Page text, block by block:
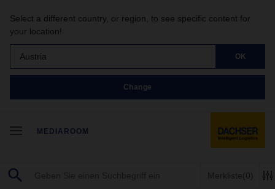
Select a different country, or region, to see specific content for
your location!
Austria OK
Change
MEDIAROOM
Merkliste(0)